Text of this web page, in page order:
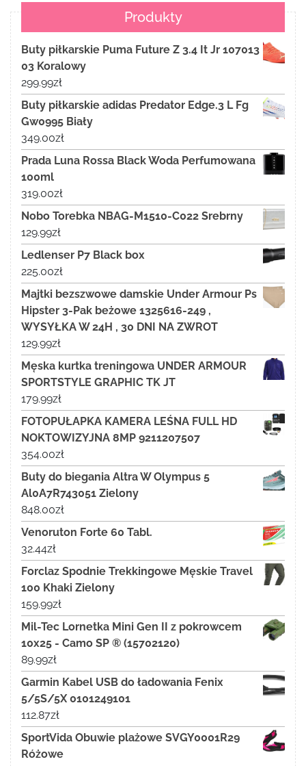
Produkty
Buty piłkarskie Puma Future Z 3.4 It Jr 107013
03 Koralowy
299.99zł
Buty piłkarskie adidas Predator Edge.3 L Fg
Gw0995 Biały
349.00zł
Prada Luna Rossa Black Woda Perfumowana
100ml
319.00zł
Nobo Torebka NBAG-M1510-C022 Srebrny
129.99zł
Ledlenser P7 Black box
225.00zł
Majtki bezszwowe damskie Under Armour Ps
Hipster 3-Pak beżowe 1325616-249 ,
WYSYŁKA W 24H , 30 DNI NA ZWROT
129.99zł
Męska kurtka treningowa UNDER ARMOUR
SPORTSTYLE GRAPHIC TK JT
179.99zł
FOTOPUŁAPKA KAMERA LEŚNA FULL HD
NOKTOWIZYJNA 8MP 9211207507
354.00zł
Buty do biegania Altra W Olympus 5
Al0A7R743051 Zielony
848.00zł
Venoruton Forte 60 Tabl.
32.44zł
Forclaz Spodnie Trekkingowe Męskie Travel
100 Khaki Zielony
159.99zł
Mil-Tec Lornetka Mini Gen II z pokrowcem
10x25 - Camo SP ® (15702120)
89.99zł
Garmin Kabel USB do ładowania Fenix
5/5S/5X 0101249101
112.87zł
SportVida Obuwie plażowe SVGY0001R29
Różowe